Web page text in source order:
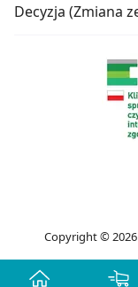
Decyzja (Zmiana
Copyright © 2026